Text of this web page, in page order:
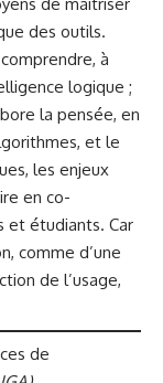
des outils.
à
logique ;
la pensée, en
et le
les enjeux
en co-
et étudiants. Car
comme d’une
de l’usage,
de